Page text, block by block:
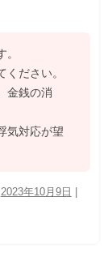
ださい。
金銭の消
気対応が望
2023年10月9日